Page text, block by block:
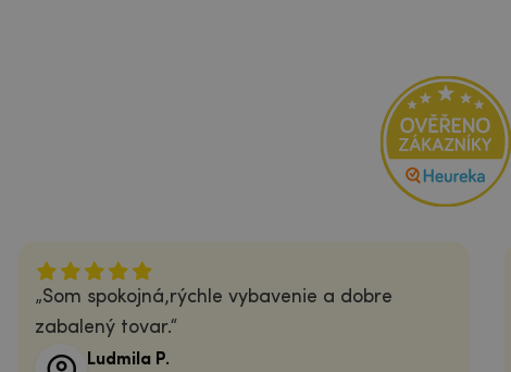
Som spokojná,rýchle vybavenie a dobre
zabalený tovar.
Ludmila P.